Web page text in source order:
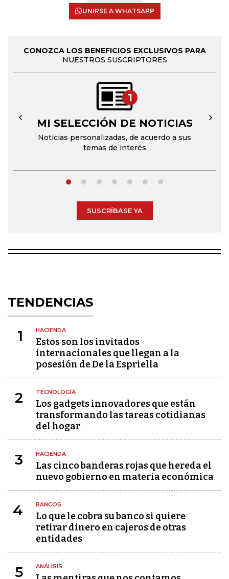
UNIRSE A WHATSAPP
CONOZCA LOS BENEFICIOS EXCLUSIVOS PARA
NUESTROS SUSCRIPTORES
1
MI SELECCIÓN DE NOTICIAS
Noticias personalizadas, de acuerdo a sus
temas de interés
← →
SUSCRÍBASE YA
TENDENCIAS
1 HACIENDA
Estos son los invitados
internacionales que llegan a la
posesión de De la Espriella
2 TECNOLOGÍA
Los gadgets innovadores que están
transformando las tareas cotidianas
del hogar
3 HACIENDA
Las cinco banderas rojas que hereda el
nuevo gobierno en materia económica
4 BANCOS
Lo que le cobra su banco si quiere
retirar dinero en cajeros de otras
entidades
5 ANÁLISIS